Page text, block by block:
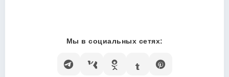
Мы в социальных сетях: